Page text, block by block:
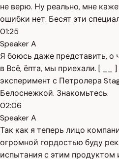
не верю. Ну реально, мне
ошибки нет. Бесят эти
01:25
Speaker A
Я боюсь даже представить, о
в Всё, ёпта, мы приехали. [ __
эксперимент с Петролера
Белоснежкой. Знакомьтесь.
02:06
Speaker A
Так как я теперь лицо
огромной гордостью буду
испытания с этим продуктом